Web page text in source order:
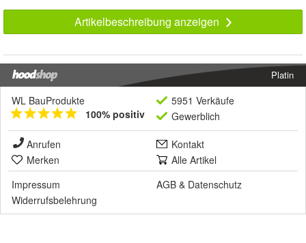
Artikelbeschreibung anzeigen
Platin
WL BauProdukte
100% positiv
5951 Verkäufe
Gewerblich
Anrufen
Kontakt
Merken
Alle Artikel
Impressum
AGB & Datenschutz
Widerrufsbelehrung